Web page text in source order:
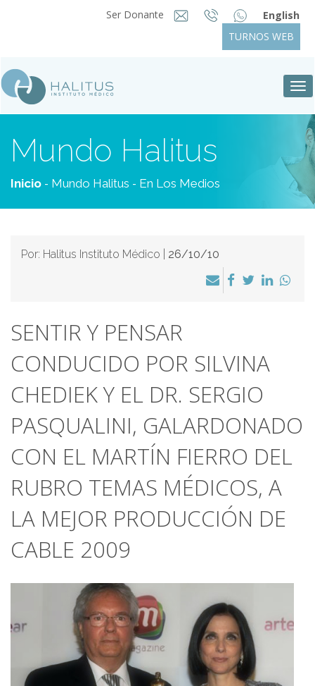
Ser Donante
English
TURNOS WEB
Mundo Halitus
Inicio - Mundo Halitus - En Los Medios
Por: Halitus Instituto Médico | 26/10/10
SENTIR Y PENSAR
CONDUCIDO POR SILVINA
CHEDIEK Y EL DR. SERGIO
PASQUALINI, GALARDONADO
CON EL MARTÍN FIERRO DEL
RUBRO TEMAS MÉDICOS, A
LA MEJOR PRODUCCIÓN DE
CABLE 2009